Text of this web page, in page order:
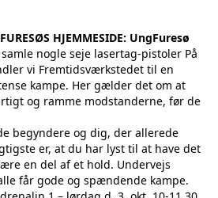
HJEMMESIDE: UngFuresø
nogle seje lasertag-pistoler På
vi Fremtidsværkstedet til en
kampe. Her gælder det om at
og ramme modstanderne, før de
begyndere og dig, der allerede
er, at du har lyst til at have det
en del af et hold. Undervejs
får gode og spændende kampe.